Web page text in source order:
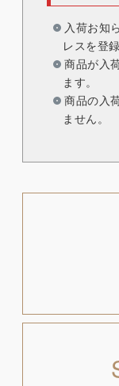
入荷お知
レスを登
商品が入
ます。
商品の入
ません。